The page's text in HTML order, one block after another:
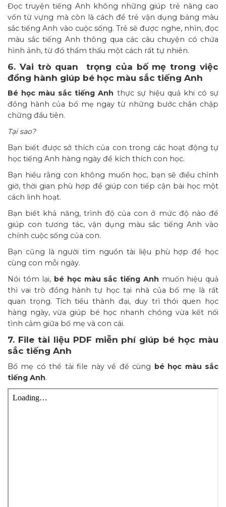
Đọc truyện tiếng Anh không những giúp trẻ nâng cao
vốn từ vựng mà còn là cách để trẻ vận dụng bảng màu
sắc tiếng Anh vào cuộc sống. Trẻ sẽ được nghe, nhìn, đọc
màu sắc tiếng Anh thông qua các câu chuyện có chứa
hình ảnh, từ đó thẩm thấu một cách rất tự nhiên.
6. Vai trò quan trọng của bố mẹ trong việc
đồng hành giúp bé học màu sắc tiếng Anh
Bé học màu sắc tiếng Anh thực sự hiệu quả khi có sự
đồng hành của bố mẹ ngay từ những bước chân chập
chững đầu tiên.
Tại sao?
Bạn biết được sở thích của con trong các hoạt động tự
học tiếng Anh hàng ngày để kích thích con học.
Bạn hiểu rằng con không muốn học, bạn sẽ điều chỉnh
giờ, thời gian phù hợp để giúp con tiếp cận bài học một
cách linh hoạt.
Bạn biết khả năng, trình độ của con ở mức độ nào để
giúp con tương tác, vận dụng màu sắc tiếng Anh vào
chính cuộc sống của con.
Bạn cũng là người tìm nguồn tài liệu phù hợp để học
cùng con mỗi ngày.
Nói tóm lại, bé học màu sắc tiếng Anh muốn hiệu quả
thì vai trò đồng hành tự học tại nhà của bố mẹ là rất
quan trọng. Tích tiểu thành đại, duy trì thói quen học
hàng ngày, vừa giúp bé học nhanh chóng vừa kết nối
tình cảm giữa bố mẹ và con cái.
7. File tài liệu PDF miễn phí giúp bé học màu
sắc tiếng Anh
Bố mẹ có thể tải file này về để cùng bé học màu sắc
tiếng Anh.